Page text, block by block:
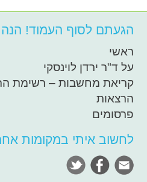
הגעתם לסוף העמוד! הנה
ראשי
על ד"ר ירדן לוינסקי
קריאת מחשבות – רשימת
הרצאות
פרסומים
לחשוב איתי במקומות